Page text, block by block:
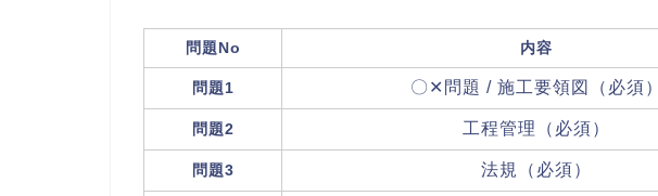
問題No 内容
問題1 〇✕問題 / 施工要領図（必須）
問題2 工程管理（必須）
問題3 法規（必須）